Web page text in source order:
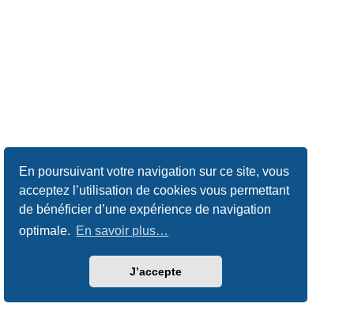
En poursuivant votre navigation sur ce site, vous
acceptez l’utilisation de cookies vous permettant
de bénéficier d’une expérience de navigation
optimale. En savoir plus…
J’accepte